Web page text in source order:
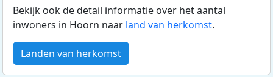
Bekijk ook de detail informatie over het aantal
inwoners in Hoorn naar land van herkomst.
Landen van herkomst